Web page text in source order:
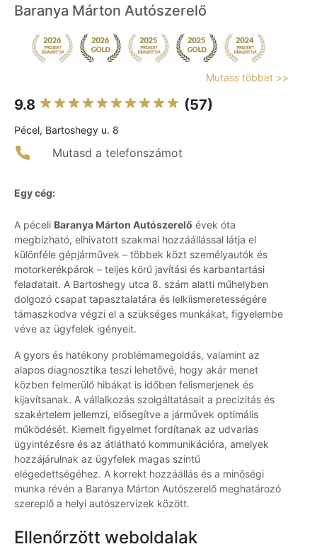
Baranya Márton Autószerelő
Mutass többet >>
9.8 (57)
Pécel, Bartoshegy u. 8
Mutasd a telefonszámot
Egy cég:
A péceli Baranya Márton Autószerelő évek óta
megbízható, elhivatott szakmai hozzáállással látja el
különféle gépjárművek – többek közt személyautók és
motorkerékpárok – teljes körű javítási és karbantartási
feladatait. A Bartoshegy utca 8. szám alatti műhelyben
dolgozó csapat tapasztalatára és lelkiismeretességére
támaszkodva végzi el a szükséges munkákat, figyelembe
véve az ügyfelek igényeit.
A gyors és hatékony problémamegoldás, valamint az
alapos diagnosztika teszi lehetővé, hogy akár menet
közben felmerülő hibákat is időben felismerjenek és
kijavítsanak. A vállalkozás szolgáltatásait a precizitás és
szakértelem jellemzi, elősegítve a járművek optimális
működését. Kiemelt figyelmet fordítanak az udvarias
ügyintézésre és az átlátható kommunikációra, amelyek
hozzájárulnak az ügyfelek magas szintű
elégedettségéhez. A korrekt hozzáállás és a minőségi
munka révén a Baranya Márton Autószerelő meghatározó
szereplő a helyi autószervizek között.
Ellenőrzött weboldalak